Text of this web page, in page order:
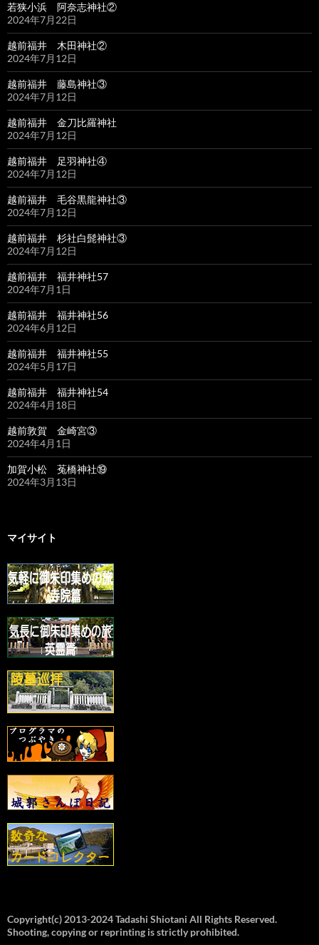
若狭小浜 阿奈志神社②
2024年7月22日
越前福井 木田神社②
2024年7月12日
越前福井 藤島神社③
2024年7月12日
越前福井 金刀比羅神社
2024年7月12日
越前福井 足羽神社④
2024年7月12日
越前福井 毛谷黒龍神社③
2024年7月12日
越前福井 杉社白髭神社③
2024年7月12日
越前福井 福井神社57
2024年7月1日
越前福井 福井神社56
2024年6月12日
越前福井 福井神社55
2024年5月17日
越前福井 福井神社54
2024年4月18日
越前敦賀 金崎宮③
2024年4月1日
加賀小松 菟橋神社⑲
2024年3月13日
マイサイト
Copyright(c) 2013-2024 Tadashi Shiotani All Rights Reserved.
Shooting, copying or reprinting is strictly prohibited.